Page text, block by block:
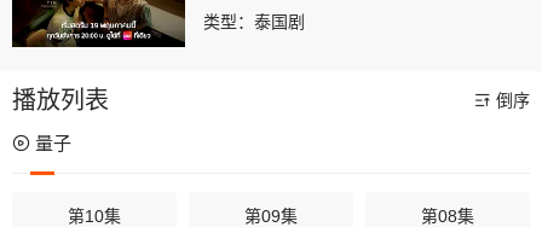
类型： 泰国剧
播放列表 倒序
量子
第10集 第09集 第08集